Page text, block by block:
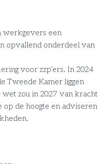
werkgevers een
opvallend onderdeel van
voor zzp’ers. In 2024
Tweede Kamer liggen
zou in 2027 van kracht
de hoogte en adviseren